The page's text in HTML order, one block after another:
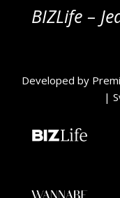
BIZLife –
Developed by
|